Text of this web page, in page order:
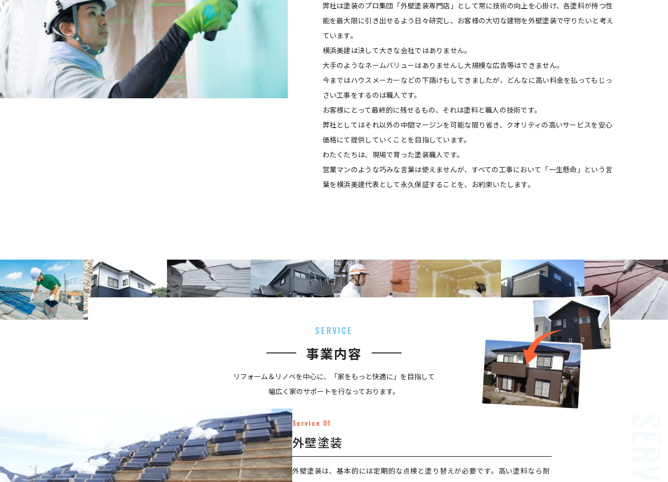
弊社は塗装のプロ集団「外壁塗装専門店」として常に技術の向上を心掛け、各塗料が持つ性
能を最大限に引き出せるよう日々研究し、お客様の大切な建物を外壁塗装で守りたいと考え
ています。
横浜美建は決して大きな会社ではありません。
大手のようなネームバリューはありませんし大規模な広告等はできません。
今まではハウスメーカーなどの下請けもしてきましたが、どんなに高い料金を払ってもじっ
さい工事をするのは職人です。
お客様にとって最終的に残せるもの、それは塗料と職人の技術です。
弊社としてはそれ以外の中間マージンを可能な限り省き、クオリティの高いサービスを安心
価格にて提供していくことを目指しています。
わたくたちは、現場で育った塗装職人です。
営業マンのような巧みな言葉は使えませんが、すべての工事において「一生懸命」という言
葉を横浜美建代表として永久保証することを、お約束いたします。
SERVICE
事業内容
リフォーム＆リノベを中心に、「家をもっと快適に」を目指して
幅広く家のサポートを行なっております。
Service 01
外壁塗装
外壁塗装は、基本的には定期的な点検と塗り替えが必要です。高い塗料なら耐